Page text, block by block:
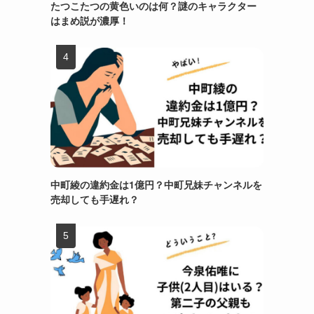
たつこたつの黄色いのは何？謎のキャラクター
はまめ説が濃厚！
中町綾の違約金は1億円？中町兄妹チャンネルを
売却しても手遅れ？